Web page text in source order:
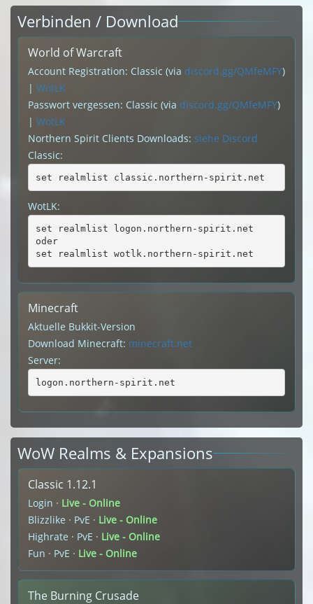
Verbinden / Download
World of Warcraft
Account Registration: Classic (via discord.gg/QMfeMFY)
| WotLK
Passwort vergessen: Classic (via discord.gg/QMfeMFY)
| WotLK
Northern Spirit Clients Downloads: siehe Discord
Classic:
set realmlist classic.northern-spirit.net
WotLK:
set realmlist logon.northern-spirit.net
oder
set realmlist wotlk.northern-spirit.net
Minecraft
Aktuelle Bukkit-Version
Download Minecraft: minecraft.net
Server:
logon.northern-spirit.net
WoW Realms & Expansions
Classic 1.12.1
Login · Live - Online
Blizzlike · PvE · Live - Online
Highrate · PvE · Live - Online
Fun · PvE · Live - Online
The Burning Crusade